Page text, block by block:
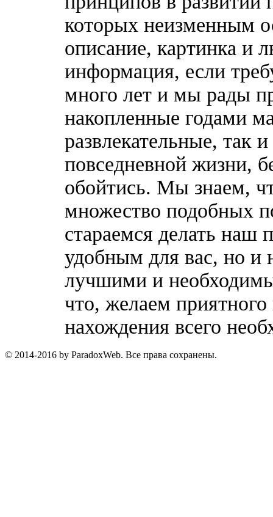
которых неизменным
описание, картинка и
информация, если
много лет и мы рады
накопленные годами
развлекательные, так
повседневной жизни,
обойтись. Мы знаем,
множество подобных
стараемся делать наш
удобным для вас, но и
лучшими и
что, желаем
нахождения всего
© 2014-2016 by ParadoxWeb. Все права сохранены.